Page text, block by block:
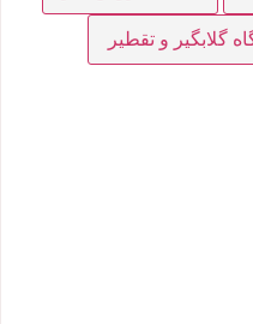
گلابگیر و تقطیر